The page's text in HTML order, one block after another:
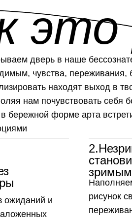
ожиданий и
зримым
рисунок
дверь в наше
чувства, переживания,
находят выход в
нам почувствовать себя
бережной форме арта